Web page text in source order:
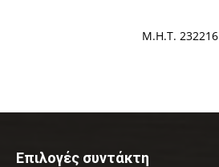
Μ.Η.Τ. 232216
Επιλογές συντάκτη